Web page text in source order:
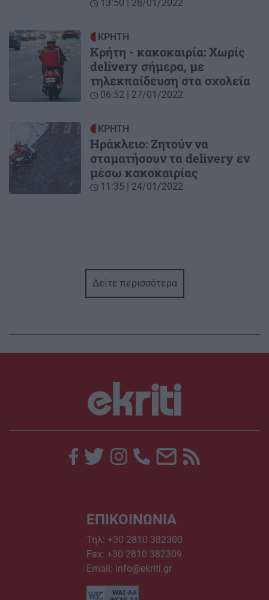
13:50 | 28/01/2022
ΚΡΗΤΗ
Κρήτη - κακοκαιρία: Χωρίς
delivery σήμερα, με
τηλεκπαίδευση στα σχολεία
06:52 | 27/01/2022
ΚΡΗΤΗ
Ηράκλειο: Ζητούν να
σταματήσουν τα delivery εν
μέσω κακοκαιρίας
11:35 | 24/01/2022
Δείτε περισσότερα
ΕΠΙΚΟΙΝΩΝΙΑ
Τηλ: +30 2810 382300
Fax: +30 2810 382309
Email: info@ekriti.gr